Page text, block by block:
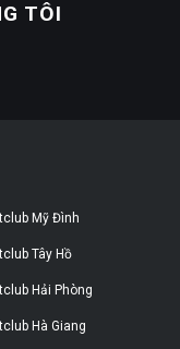
TÔI
Mỹ Đình
Tây Hồ
Hải Phòng
Hà Giang